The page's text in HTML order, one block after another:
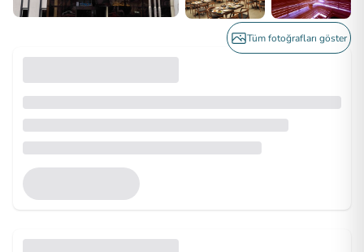
Tüm fotoğrafları göster